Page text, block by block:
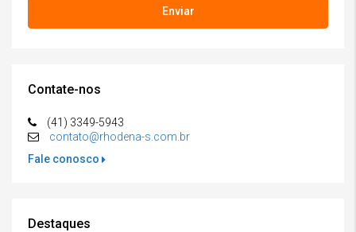
Contate-nos
(41) 3349-5943
contato@rhodena-s.com.br
Fale conosco
Destaques